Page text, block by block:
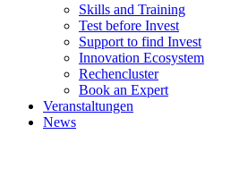
Skills and Training
Test before Invest
Support to find Invest
Innovation Ecosystem
Rechencluster​
Book an Expert
Veranstaltungen
News